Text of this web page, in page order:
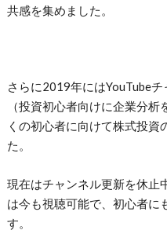
共感を集めました。
さらに2019年にはYouTube
（投資初心者向けに企業分
くの初心者に向けて株式投資
た。
現在はチャンネル更新を休止
は今も視聴可能で、初心者に
す。